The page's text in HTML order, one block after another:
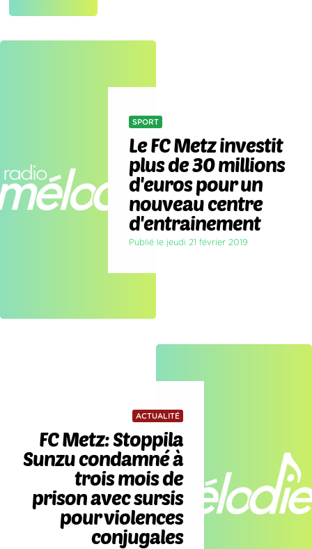
SPORT
Le FC Metz investit
plus de 30 millions
d'euros pour un
nouveau centre
d'entrainement
Publié le jeudi 21 février 2019
ACTUALITÉ
FC Metz: Stoppila
Sunzu condamné à
trois mois de
prison avec sursis
pour violences
conjugales